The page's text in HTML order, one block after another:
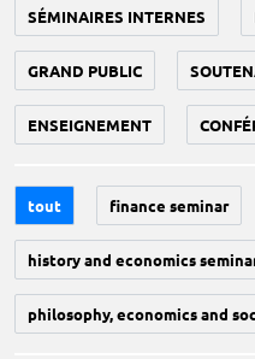
SÉMINAIRES INTERNES
GRAND PUBLIC
ENSEIGNEMENT
tout finance seminar
history and economics
philosophy, economics and